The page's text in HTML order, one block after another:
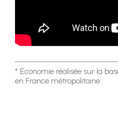
* Economie réalisée sur la
en France métropolitaine